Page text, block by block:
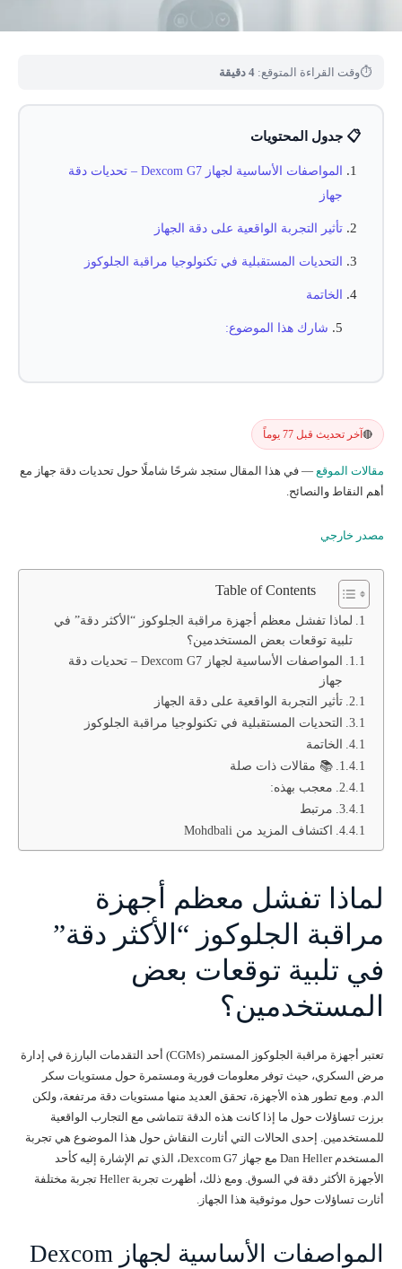
⏱وقت القراءة المتوقع: 4 دقيقة
📋 جدول المحتويات
المواصفات الأساسية لجهاز Dexcom G7 – تحديات دقة
جهاز
تأثير التجربة الواقعية على دقة الجهاز
التحديات المستقبلية في تكنولوجيا مراقبة الجلوكوز
الخاتمة
شارك هذا الموضوع:
🔴 آخر تحديث قبل 77 يوماً
مقالات الموقع — في هذا المقال ستجد شرحًا شاملًا حول تحديات دقة جهاز مع
أهم النقاط والنصائح.
مصدر خارجي
Table of Contents
لماذا تفشل معظم أجهزة مراقبة الجلوكوز “الأكثر دقة” في
تلبية توقعات بعض المستخدمين؟
المواصفات الأساسية لجهاز Dexcom G7 – تحديات دقة
جهاز
تأثير التجربة الواقعية على دقة الجهاز
التحديات المستقبلية في تكنولوجيا مراقبة الجلوكوز
الخاتمة
📚 مقالات ذات صلة
معجب بهذه:
مرتبط
اكتشاف المزيد من Mohdbali
لماذا تفشل معظم أجهزة
مراقبة الجلوكوز “الأكثر دقة”
في تلبية توقعات بعض
المستخدمين؟
تعتبر أجهزة مراقبة الجلوكوز المستمر (CGMs) أحد التقدمات البارزة في إدارة
مرض السكري، حيث توفر معلومات فورية ومستمرة حول مستويات سكر
الدم. ومع تطور هذه الأجهزة، تحقق العديد منها مستويات دقة مرتفعة، ولكن
برزت تساؤلات حول ما إذا كانت هذه الدقة تتماشى مع التجارب الواقعية
للمستخدمين. إحدى الحالات التي أثارت النقاش حول هذا الموضوع هي تجربة
المستخدم Dan Heller مع جهاز Dexcom G7، الذي تم الإشارة إليه كأحد
الأجهزة الأكثر دقة في السوق. ومع ذلك، أظهرت تجربة Heller تجربة مختلفة
أثارت تساؤلات حول موثوقية هذا الجهاز.
المواصفات الأساسية لجهاز Dexcom